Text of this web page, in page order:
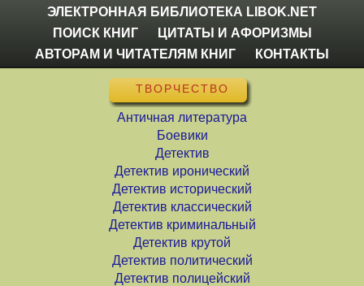
ЭЛЕКТРОННАЯ БИБЛИОТЕКА LIBOK.NET
ПОИСК КНИГ
ЦИТАТЫ И АФОРИЗМЫ
АВТОРАМ И ЧИТАТЕЛЯМ КНИГ
КОНТАКТЫ
ТВОРЧЕСТВО
Античная литература
Боевики
Детектив
Детектив иронический
Детектив исторический
Детектив классический
Детектив криминальный
Детектив крутой
Детектив политический
Детектив полицейский